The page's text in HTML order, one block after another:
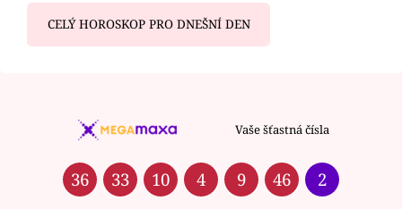
CELÝ HOROSKOP PRO DNEŠNÍ DEN
Vaše šťastná čísla
36 33 10 4 9 46 2